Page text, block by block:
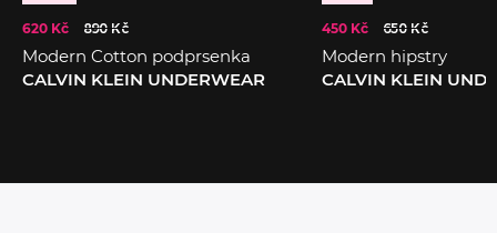
620 Kč 890 Kč
Modern Cotton podprsenka
CALVIN KLEIN UNDERWEAR
450 Kč 650 Kč
Modern hipstry
CALVIN KLEIN